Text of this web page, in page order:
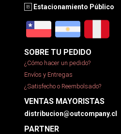
Estacionamiento Público
SOBRE TU PEDIDO
¿Cómo hacer un pedido?
Envíos y Entregas
¿Satisfecho o Reembolsado?
VENTAS MAYORISTAS
distribucion@outcompany.cl
PARTNER